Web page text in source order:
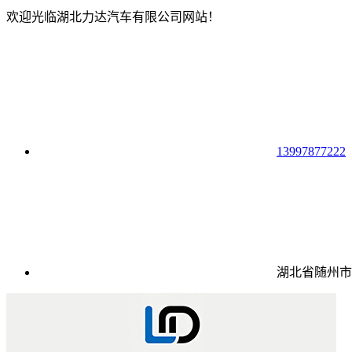
欢迎光临湖北力达汽车有限公司网站！
13997877222
湖北省随州